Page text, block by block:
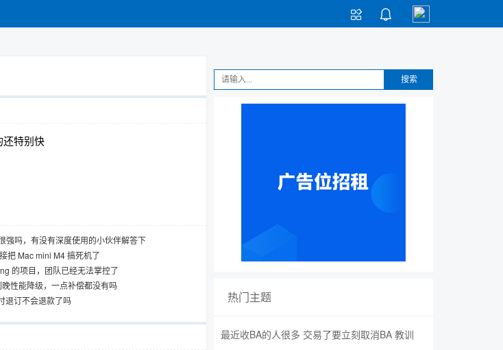


还特别快
强吗，有没有深度使用的小伙伴解答下
把 Mac mini M4 搞死机了
的项目，团队已经无法掌控了
性能降级，一点补偿都没有吗
退订不会退款了吗
搜索
热门主题
最近收BA的人很多 交易了要立刻取消BA 教训